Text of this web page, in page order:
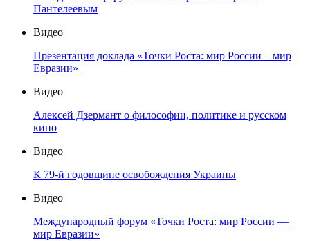
Пантелеевым
Видео
Презентация доклада «Точки Роста: мир России – мир
Евразии»
Видео
Алексей Дзермант о философии, политике и русском
кино
Видео
К 79-й годовщине освобождения Украины
Видео
Международный форум «Точки Роста: мир России —
мир Евразии»